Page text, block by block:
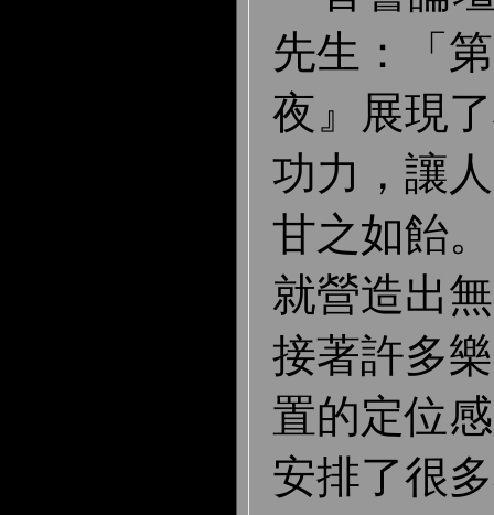
先生：「
夜』展現
功力，讓
甘之如飴
就營造出
接著許多
置的定位
安排了很